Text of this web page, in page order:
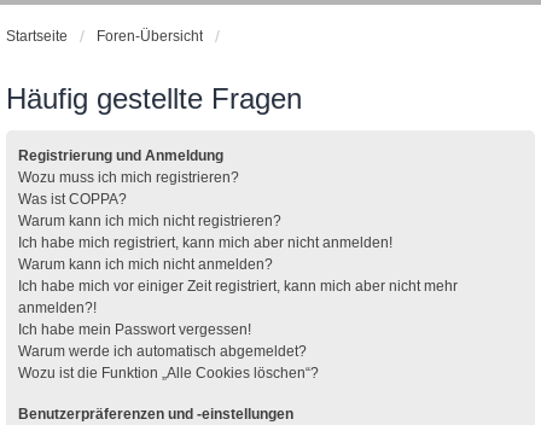
Startseite Foren-Übersicht
Häufig gestellte Fragen
Registrierung und Anmeldung
Wozu muss ich mich registrieren?
Was ist COPPA?
Warum kann ich mich nicht registrieren?
Ich habe mich registriert, kann mich aber nicht anmelden!
Warum kann ich mich nicht anmelden?
Ich habe mich vor einiger Zeit registriert, kann mich aber nicht mehr
anmelden?!
Ich habe mein Passwort vergessen!
Warum werde ich automatisch abgemeldet?
Wozu ist die Funktion „Alle Cookies löschen“?
Benutzerpräferenzen und -einstellungen